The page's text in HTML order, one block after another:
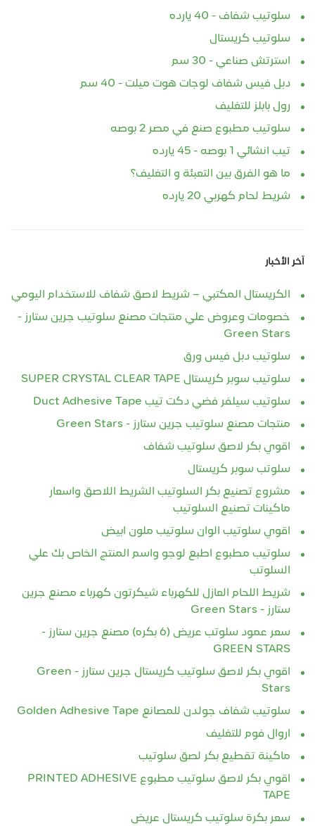
سلوتيب شفاف - 40 يارده
سلوتيب كريستال
استرتش صناعي - 30 سم
دبل فيس شفاف لوجات هوت ميلت - 40 سم
رول بابلز للتغليف
سلوتيب مطبوع صنع في مصر 2 بوصه
تيب انشائي 1 بوصه - 45 يارده
ما هو الفرق بين التعبئة و التغليف؟
شريط لحام كهربي 20 يارده
آخر الأخبار
الكريستال المكتبي – شريط لاصق شفاف للاستخدام اليومي
خصومات وعروض علي منتجات مصنع سلوتيب جرين ستارز -
Green Stars
سلوتيب دبل فيس ورق
سلوتيب سوبر كريستال SUPER CRYSTAL CLEAR TAPE
سلوتيب سيلفر فضي دكت تيب Duct Adhesive Tape
منتجات مصنع سلوتيب جرين ستارز - Green Stars
اقوي بكر لاصق سلوتيب شفاف
سلوتب سوبر كريستال
مشروع تصنيع بكر السلوتيب الشريط اللاصق واسعار
ماكينات تصنيع السلوتيب
اقوي سلوتيب الوان سلوتيب ملون ابيض
سلوتيب مطبوع اطبع لوجو واسم المنتج الخاص بك علي
السلوتب
شريط اللحام العازل للكهرباء شيكرتون كهرباء مصنع جرين
ستارز - Green Stars
سعر عمود سلوتب عريض (6 بكره) مصنع جرين ستارز -
GREEN STARS
اقوي بكر لاصق سلوتيب كريستال جرين ستارز - Green
Stars
سلوتيب شفاف جولدن للمصانع Golden Adhesive Tape
اروال فوم للتغليف
ماكينة تقطيع بكر لصق سلوتيب
اقوي بكر لاصق سلوتيب مطبوع PRINTED ADHESIVE
TAPE
سعر بكرة سلوتيب كريستال عريض